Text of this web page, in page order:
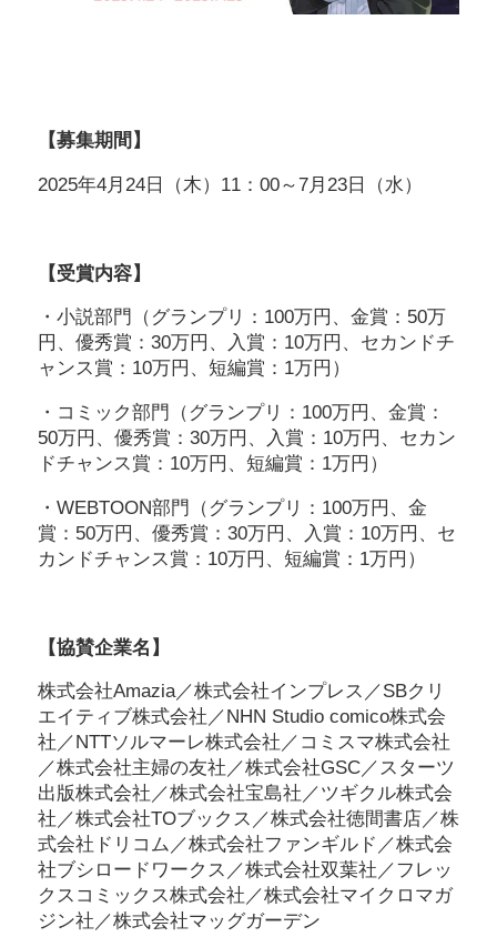
【募集期間】
2025年4月24日（木）11：00～7月23日（水）
【受賞内容】
・小説部門（グランプリ：100万円、金賞：50万
円、優秀賞：30万円、入賞：10万円、セカンドチ
ャンス賞：10万円、短編賞：1万円）
・コミック部門（グランプリ：100万円、金賞：
50万円、優秀賞：30万円、入賞：10万円、セカン
ドチャンス賞：10万円、短編賞：1万円）
・WEBTOON部門（グランプリ：100万円、金
賞：50万円、優秀賞：30万円、入賞：10万円、セ
カンドチャンス賞：10万円、短編賞：1万円）
【協賛企業名】
株式会社Amazia／株式会社インプレス／SBクリ
エイティブ株式会社／NHN Studio comico株式会
社／NTTソルマーレ株式会社／コミスマ株式会社
／株式会社主婦の友社／株式会社GSC／スターツ
出版株式会社／株式会社宝島社／ツギクル株式会
社／株式会社TOブックス／株式会社徳間書店／株
式会社ドリコム／株式会社ファンギルド／株式会
社ブシロードワークス／株式会社双葉社／フレッ
クスコミックス株式会社／株式会社マイクロマガ
ジン社／株式会社マッグガーデン